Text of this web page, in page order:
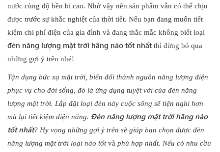
nước cùng độ bền bỉ cao. Nhờ vậy nên sản phẩm vẫn có thể chịu
được trước sự khắc nghiệt của thời tiết. Nếu bạn đang muốn tiết
kiệm chi phí điện của gia đình và đang thắc mắc không biết loại
đèn năng lượng mặt trời hãng nào tốt nhất thì đừng bỏ qua
những gợi ý trên nhé!
Tận dụng bức xạ mặt trời, biến đổi thành nguồn năng lượng điện
phục vụ cho đời sống, đó là ứng dụng tuyệt vời của đèn năng
lượng mặt trời. Lắp đặt loại đèn này cuộc sống sẽ tiện nghi hơn
mà lại tiết kiệm điện năng. Đèn năng lượng mặt trời hãng nào
tốt nhất? Hy vọng những gợi ý trên sẽ giúp bạn chọn được đèn
năng lượng mặt trời loại nào tốtvà phù hợp nhất. Nếu có nhu cầu